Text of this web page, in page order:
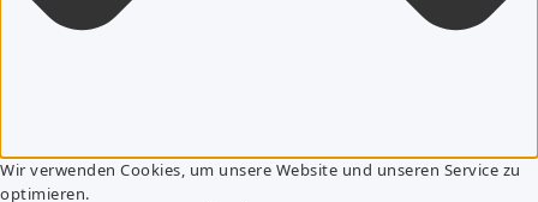
Wir verwenden Cookies, um unsere Website und unseren Service zu
optimieren.